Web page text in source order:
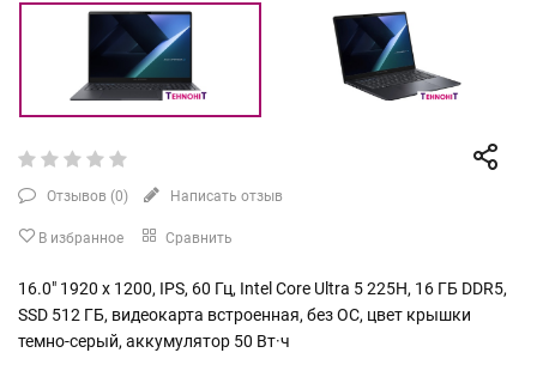
Отзывов (0) Написать отзыв
В избранное Сравнить
16.0" 1920 x 1200, IPS, 60 Гц, Intel Core Ultra 5 225H, 16 ГБ DDR5,
SSD 512 ГБ, видеокарта встроенная, без ОС, цвет крышки
темно-серый, аккумулятор 50 Вт·ч